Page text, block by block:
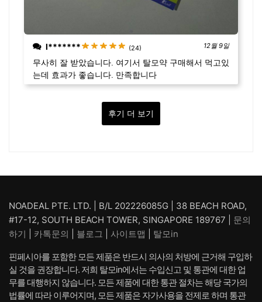
l******* (24) 12월 9일
무사히 잘 받았습니다. 여기서 탈모약 구매해서 먹고있
는데 효과가 좋습니다. 만족합니다
후기 더 보기
NOADEAL PTE. LTD. | B/L 202226085G | 38 BEACH ROAD,
#17-12, SOUTH BEACH TOWER, SINGAPORE 189767 | 문의
하기
카톡문의 블로그 사이트맵 탈모in
핀페시아를 포함한 모든 제품은 반드시 의사의 처방에 근거해 구입하
실 것을 권장합니다. 저희 탈모in에서는 수입신고 및 통관에 대한 업
무를 대행하지 않습니다. 모든 제품에 대한 통관 절차는 해당 국가의
법률에 따라 이루어지며, 모든 제품은 자가사용을 전제로 하며 통관